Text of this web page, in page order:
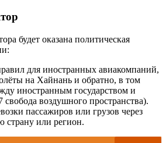
будет оказана политическая
для иностранных авиакомпаний,
на Хайнань и обратно, в том
иностранным государством и
воздушного пространства).
пассажиров или грузов через
страну или регион.